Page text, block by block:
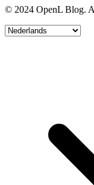
© 2024 OpenL Blog.